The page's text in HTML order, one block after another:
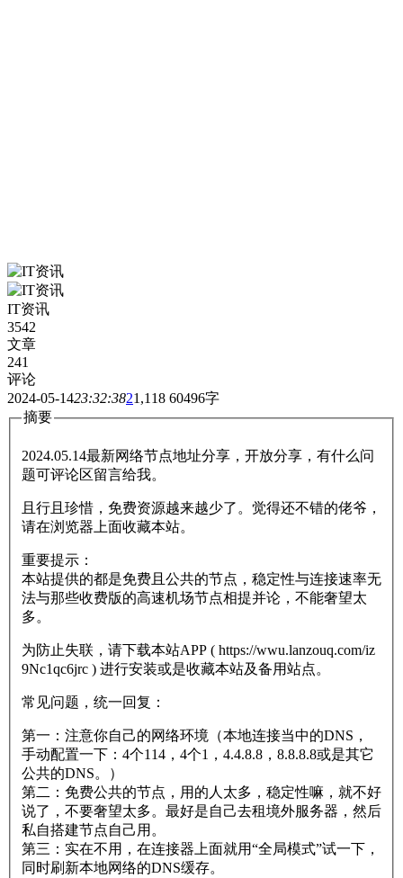
IT资讯
3542
文章
241
评论
2024-05-1423:32:3821,118 60496字
摘要
2024.05.14最新网络节点地址分享，开放分享，有什么问
题可评论区留言给我。
且行且珍惜，免费资源越来越少了。觉得还不错的佬爷，
请在浏览器上面收藏本站。
重要提示：
本站提供的都是免费且公共的节点，稳定性与连接速率无
法与那些收费版的高速机场节点相提并论，不能奢望太
多。
为防止失联，请下载本站APP ( https://wwu.lanzouq.com/iz
9Nc1qc6jrc ) 进行安装或是收藏本站及备用站点。
常见问题，统一回复：
第一：注意你自己的网络环境（本地连接当中的DNS，
手动配置一下：4个114，4个1，4.4.8.8，8.8.8.8或是其它
公共的DNS。）
第二：免费公共的节点，用的人太多，稳定性嘛，就不好
说了，不要奢望太多。最好是自己去租境外服务器，然后
私自搭建节点自己用。
第三：实在不用，在连接器上面就用“全局模式”试一下，
同时刷新本地网络的DNS缓存。